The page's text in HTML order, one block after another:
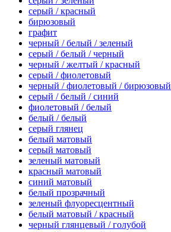
серый / красный
бирюзовый
графит
черный / белый / зеленый
серый / белый / черный
черный / желтый / красный
серый / фиолетовый
черный / фиолетовый / бирюзовый
серый / белый / синий
фиолетовый / белый
белый / белый
серый глянец
белый матовый
серый матовый
зеленый матовый
красный матовый
синий матовый
белый прозрачный
зеленый флуоресцентный
белый матовый / красный
черный глянцевый / голубой